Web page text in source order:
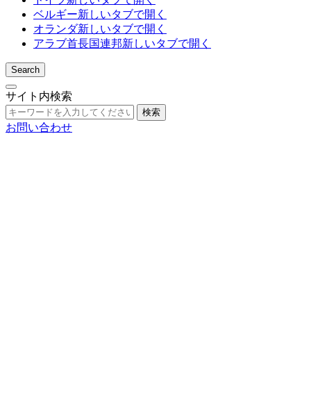
ベルギー新しいタブで開く
オランダ新しいタブで開く
アラブ首長国連邦新しいタブで開く
Search
サイト内検索
検索
お問い合わせ